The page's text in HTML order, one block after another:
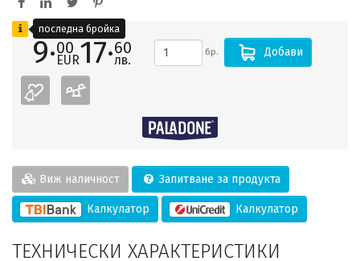
9·00
EUR17·60
лв. бр. Добави
Виж наличност Запитване за продукта
Калкулатор Калкулатор
ТЕХНИЧЕСКИ ХАРАКТЕРИСТИКИ
последна бройка